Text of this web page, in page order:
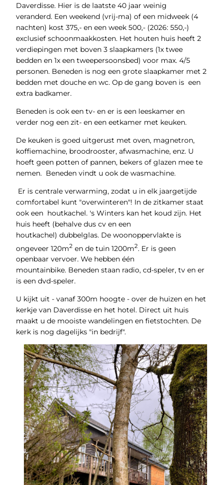
Daverdisse. Hier is de laatste 40 jaar weinig
veranderd. Een weekend (vrij-ma) of een midweek (4
nachten) kost 375,- en een week 500,- (2026: 550,-)
exclusief schoonmaakkosten. Het houten huis heeft 2
verdiepingen met boven 3 slaapkamers (1x twee
bedden en 1x een tweepersoonsbed) voor max. 4/5
personen. Beneden is nog een grote slaapkamer met 2
bedden met douche en wc. Op de gang boven is een
extra badkamer.
Beneden is ook een tv- en er is een leeskamer en
verder nog een zit- en een eetkamer met keuken.
De keuken is goed uitgerust met oven, magnetron,
koffiemachine, broodrooster, afwasmachine, enz. U
hoeft geen potten of pannen, bekers of glazen mee te
nemen. Beneden vindt u ook de wasmachine.
Er is centrale verwarming, zodat u in elk jaargetijde
comfortabel kunt "overwinteren"! In de zitkamer staat
ook een houtkachel. 's Winters kan het koud zijn. Het
huis heeft (behalve dus cv en een
houtkachel) dubbelglas. De woonoppervlakte is
ongeveer 120m2en de tuin 1200m2. Er is geen
openbaar vervoer. We hebben één
mountainbike. Beneden staan radio, cd-speler, tv en er
is een dvd-speler.
U kijkt uit - vanaf 300m hoogte - over de huizen en het
kerkje van Daverdisse en het hotel. Direct uit huis
maakt u de mooiste wandelingen en fietstochten. De
kerk is nog dagelijks "in bedrijf".